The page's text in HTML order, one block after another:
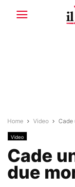
Home Video Cade
Video
Cade
due